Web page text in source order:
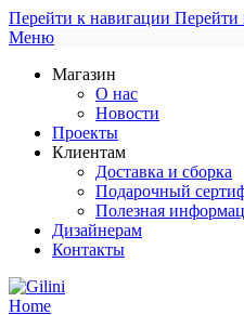
Перейти к навигации Перейти
Меню
Магазин
О нас
Новости
Проекты
Клиентам
Доставка и сборка
Подарочный
Полезная
Дизайнерам
Контакты